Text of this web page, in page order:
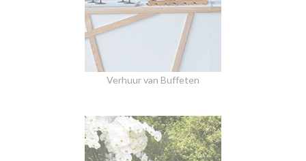
Verhuur van Buffeten